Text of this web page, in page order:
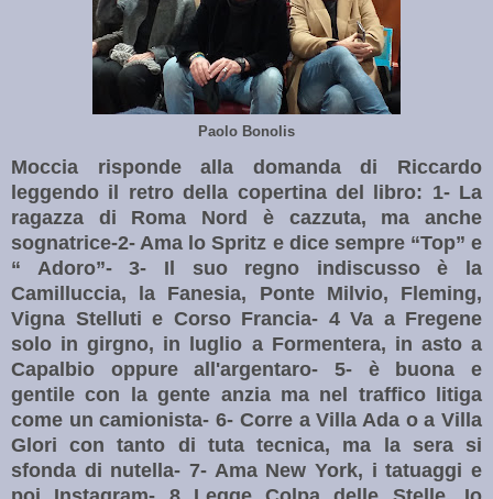
Paolo Bonolis
Moccia risponde alla domanda di Riccardo
leggendo il retro della copertina del libro: 1- La
ragazza di Roma Nord è cazzuta, ma anche
sognatrice-2- Ama lo Spritz e dice sempre “Top” e
“ Adoro”- 3- Il suo regno indiscusso è la
Camilluccia, la Fanesia, Ponte Milvio, Fleming,
Vigna Stelluti e Corso Francia- 4 Va a Fregene
solo in girgno, in luglio a Formentera, in asto a
Capalbio oppure all'argentaro- 5- è buona e
gentile con la gente anzia ma nel traffico litiga
come un camionista- 6- Corre a Villa Ada o a Villa
Glori con tanto di tuta tecnica, ma la sera si
sfonda di nutella- 7- Ama New York, i tatuaggi e